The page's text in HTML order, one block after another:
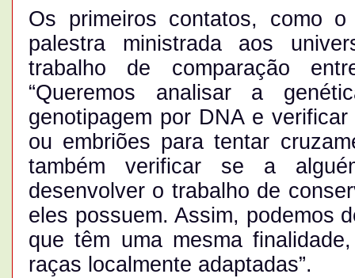
Os primeiros contatos, como
palestra ministrada aos
trabalho de comparação
“Queremos analisar a
genotipagem por DNA e
ou embriões para tentar
também verificar se a
desenvolver o trabalho de
eles possuem. Assim, podemos
que têm uma mesma
raças localmente adaptadas”.